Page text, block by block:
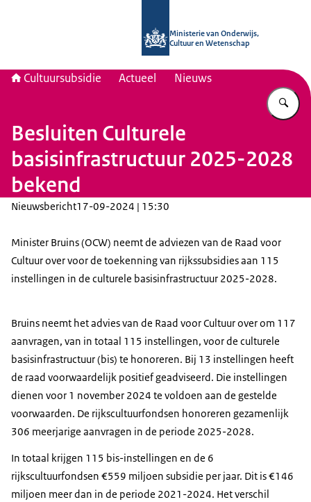
Ministerie van Onderwijs,
Cultuur en Wetenschap
Cultuursubsidie Actueel Nieuws
Besluiten Culturele
basisinfrastructuur 2025-2028
bekend
Nieuwsbericht17-09-2024 | 15:30
Minister Bruins (OCW) neemt de adviezen van de Raad voor
Cultuur over voor de toekenning van rijkssubsidies aan 115
instellingen in de culturele basisinfrastructuur 2025-2028.
Bruins neemt het advies van de Raad voor Cultuur over om 117
aanvragen, van in totaal 115 instellingen, voor de culturele
basisinfrastructuur (bis) te honoreren. Bij 13 instellingen heeft
de raad voorwaardelijk positief geadviseerd. Die instellingen
dienen voor 1 november 2024 te voldoen aan de gestelde
voorwaarden. De rijkscultuurfondsen honoreren gezamenlijk
306 meerjarige aanvragen in de periode 2025-2028.
In totaal krijgen 115 bis-instellingen en de 6
rijkscultuurfondsen €559 miljoen subsidie per jaar. Dit is €146
miljoen meer dan in de periode 2021-2024. Het verschil